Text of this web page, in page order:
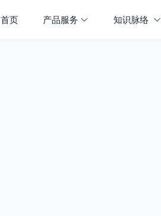
首页 产品服务 知识脉络